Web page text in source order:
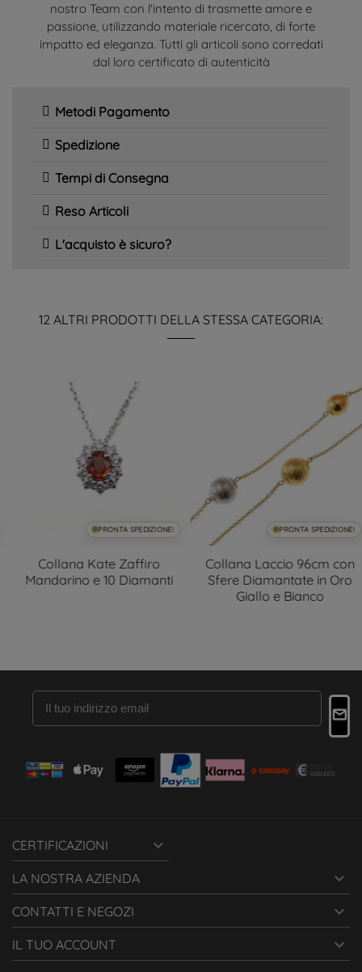
nostro Team con l'intento di trasmette amore e
passione, utilizzando materiale ricercato, di forte
impatto ed eleganza. Tutti gli articoli sono corredati
dal loro certificato di autenticità
Metodi Pagamento
Spedizione
Tempi di Consegna
Reso Articoli
L'acquisto è sicuro?
12 ALTRI PRODOTTI DELLA STESSA CATEGORIA:
PRONTA SPEDIZIONE!
Collana Kate Zaffiro
Mandarino e 10 Diamanti
PRONTA SPEDIZIONE!
Collana Laccio 96cm con
Sfere Diamantate in Oro
Giallo e Bianco
CERTIFICAZIONI 
LA NOSTRA AZIENDA 
CONTATTI E NEGOZI 
IL TUO ACCOUNT 